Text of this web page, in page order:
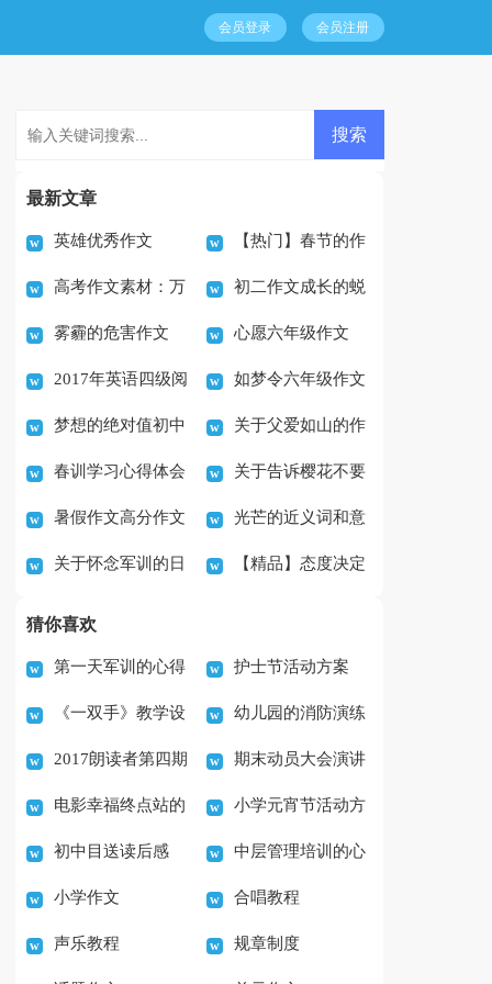
会员登录 会员注册
最新文章
英雄优秀作文 【热门】春节的作
文500字5篇
高考作文素材：万
能议论文素材精选之荆
轲
初二作文成长的蜕
变
雾霾的危害作文
500字
心愿六年级作文
（精选99篇）
2017年英语四级阅
读理解考前测试题及答
案
如梦令六年级作文
梦想的绝对值初中
优秀作文
关于父爱如山的作
文600字
春训学习心得体会
有关范文
关于告诉樱花不要
开了作文
暑假作文高分作文
推荐
光芒的近义词和意
思
关于怀念军训的日 【精品】态度决定
猜你喜欢
第一天军训的心得
体会范文实用7篇
护士节活动方案
《一双手》教学设
计
幼儿园的消防演练
活动总结
2017朗读者第四期
观后感作文（3篇）
期末动员大会演讲
稿
电影幸福终点站的
观后感范文(5篇)
小学元宵节活动方
案
初中目送读后感
500字
中层管理培训的心
得体会范文（精选7
篇）
小学作文 合唱教程
声乐教程 规章制度